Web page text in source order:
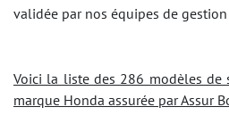
validée par nos équipes de
Voici la liste des 286 modèles de
marque Honda assurée par Assur